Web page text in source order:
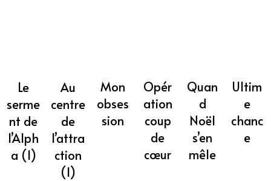
Le
serme
nt de
l’Alph
a (1)
Au
centre
de
l’attra
ction
(1)
Mon
obses
sion
Opér
ation
coup
de
cœur
Quan
d
Noël
s’en
mêle
Ultim
e
chanc
e